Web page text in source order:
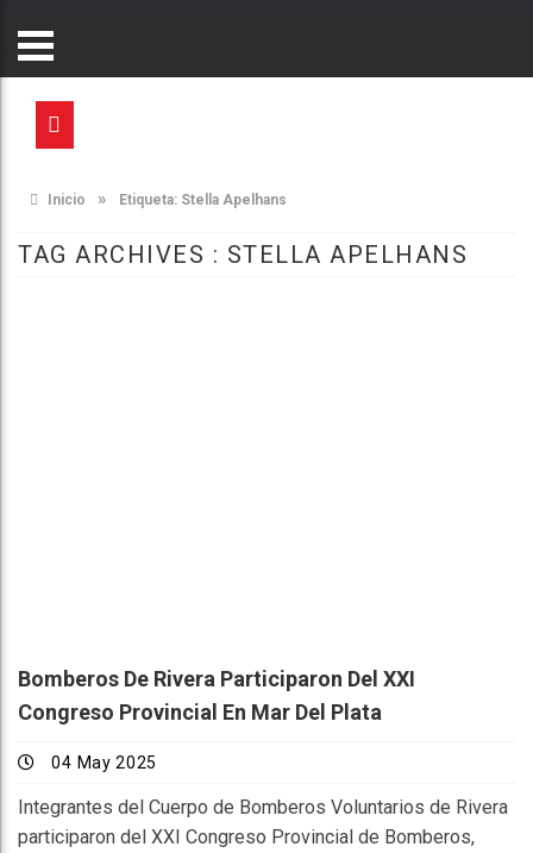
Inicio » Etiqueta: Stella Apelhans
TAG ARCHIVES : STELLA APELHANS
Bomberos De Rivera Participaron Del XXI
Congreso Provincial En Mar Del Plata
04 May 2025
Integrantes del Cuerpo de Bomberos Voluntarios de Rivera
participaron del XXI Congreso Provincial de Bomberos,